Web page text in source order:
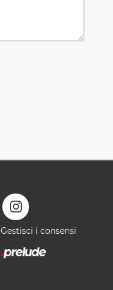
Gestisci i consensi